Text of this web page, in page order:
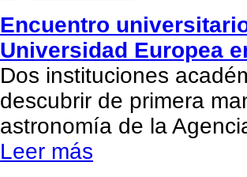
Encuentro
Universidad Europea
Dos instituciones
descubrir de primera
astronomía de la
Leer más